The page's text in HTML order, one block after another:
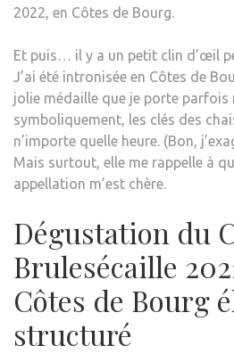
2022, en Côtes de Bourg.
Et puis… il y a un petit clin d’œil
J’ai été intronisée en Côtes de
jolie médaille que je porte parfois
symboliquement, les clés des
n’importe quelle heure. (Bon,
Mais surtout, elle me rappelle à
appellation m’est chère.
Dégustation du
Brulesécaille
Côtes de Bourg
structuré